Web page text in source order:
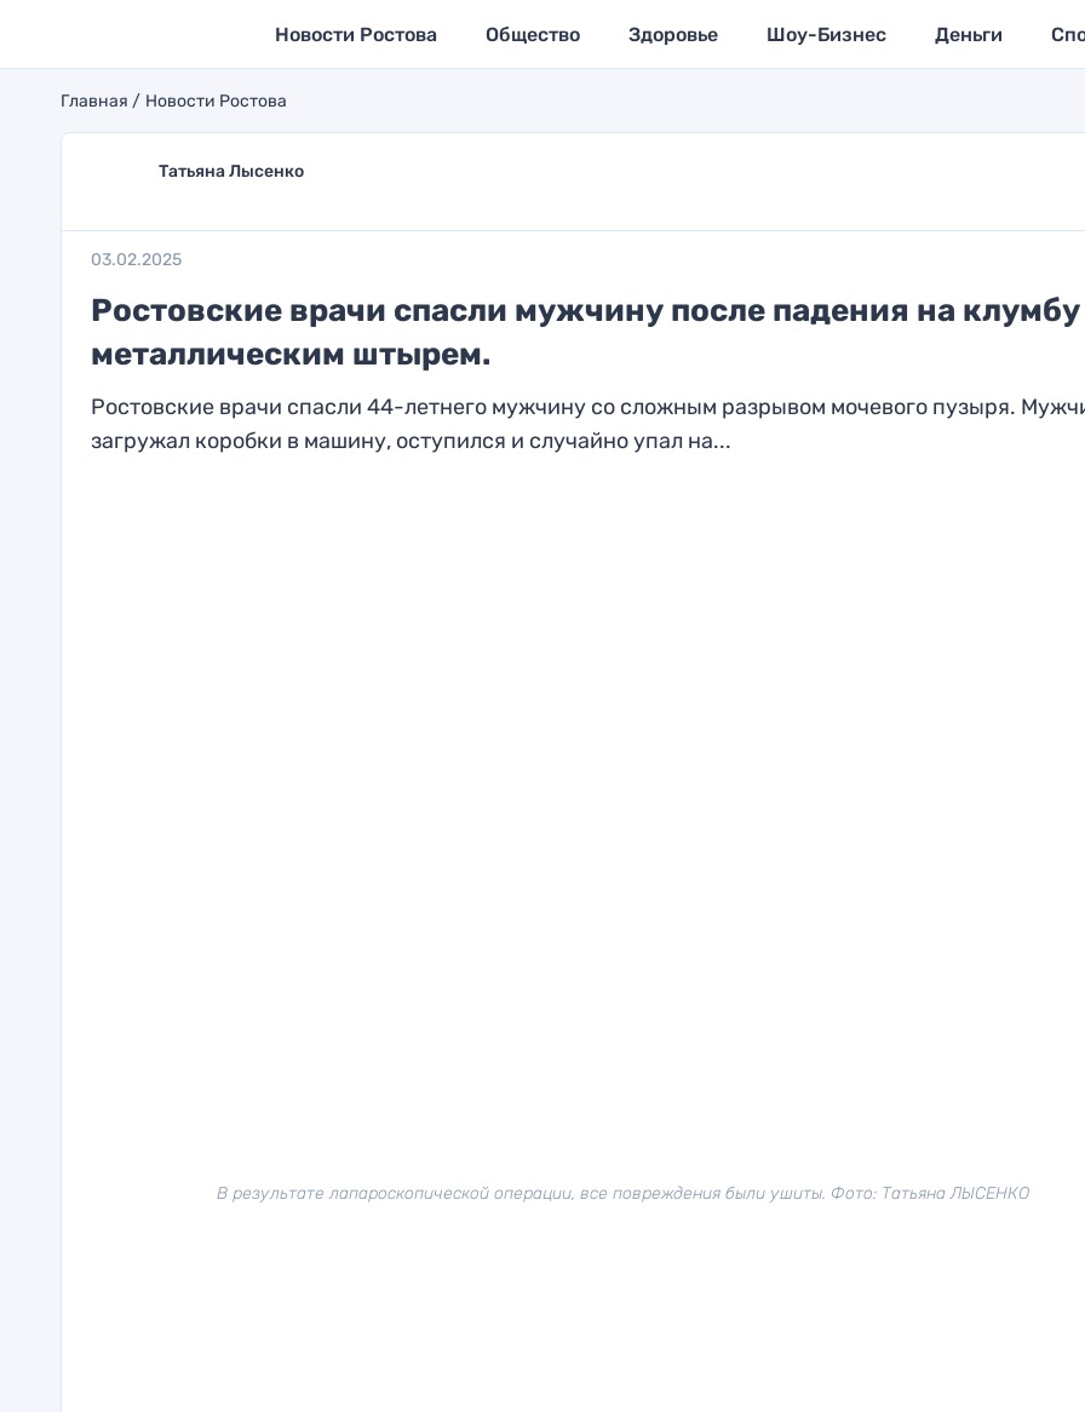
Новости Ростова Общество Здоровье Шоу-Бизнес Деньги
Главная Новости Ростова
Татьяна Лысенко
03.02.2025
Ростовские врачи спасли мужчину после падения на клумбу
металлическим штырем.
Ростовские врачи спасли 44-летнего мужчину со сложным разрывом мочевого пузыря.
загружал коробки в машину, оступился и случайно упал на...
В результате лапароскопической операции, все повреждения были ушиты. Фото: Татьяна ЛЫСЕНКО